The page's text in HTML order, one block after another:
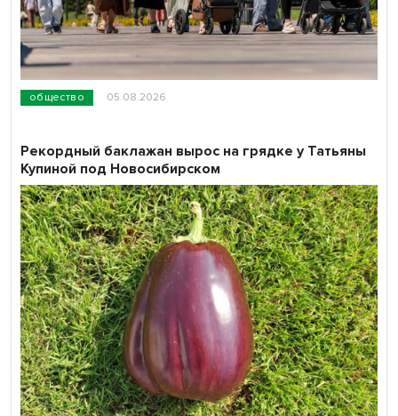
общество 05.08.2026
Рекордный баклажан вырос на грядке у Татьяны
Купиной под Новосибирском